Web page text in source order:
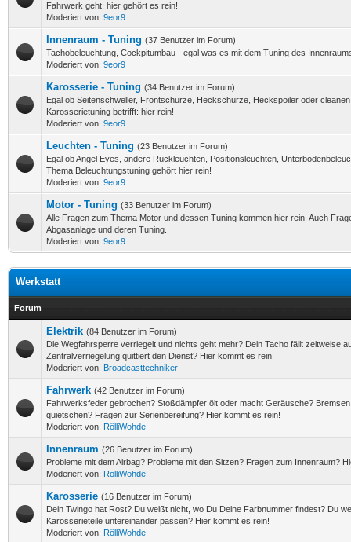
Fahrwerk geht: hier gehört es rein!
Moderiert von: 9eor9
Innenraum - Tuning (37 Benutzer im Forum)
Tachobeleuchtung, Cockpitumbau - egal was es mit dem Tuning des
Moderiert von: 9eor9
Karosserie - Tuning (34 Benutzer im Forum)
Egal ob Seitenschweller, Frontschürze, Heckschürze, Heckspoiler oder
Karosserietuning betrifft: hier rein!
Moderiert von: 9eor9
Leuchten - Tuning (23 Benutzer im Forum)
Egal ob Angel Eyes, andere Rückleuchten, Positionsleuchten,
Thema Beleuchtungstuning gehört hier rein!
Moderiert von: 9eor9
Motor - Tuning (33 Benutzer im Forum)
Alle Fragen zum Thema Motor und dessen Tuning kommen hier rein. Auch
Abgasanlage und deren Tuning.
Moderiert von: 9eor9
Werkstatt
Forum
Elektrik (84 Benutzer im Forum)
Die Wegfahrsperre verriegelt und nichts geht mehr? Dein Tacho fällt zeitweise
Zentralverriegelung quittiert den Dienst? Hier kommt es rein!
Moderiert von: Broadcasttechniker
Fahrwerk (42 Benutzer im Forum)
Fahrwerksfeder gebrochen? Stoßdämpfer ölt oder macht Geräusche?
quietschen? Fragen zur Serienbereifung? Hier kommt es rein!
Moderiert von: RölliWohde
Innenraum (26 Benutzer im Forum)
Probleme mit dem Airbag? Probleme mit den Sitzen? Fragen zum Innenraum?
Moderiert von: RölliWohde
Karosserie (16 Benutzer im Forum)
Dein Twingo hat Rost? Du weißt nicht, wo Du Deine Farbnummer findest? Du
Karosserieteile untereinander passen? Hier kommt es rein!
Moderiert von: RölliWohde